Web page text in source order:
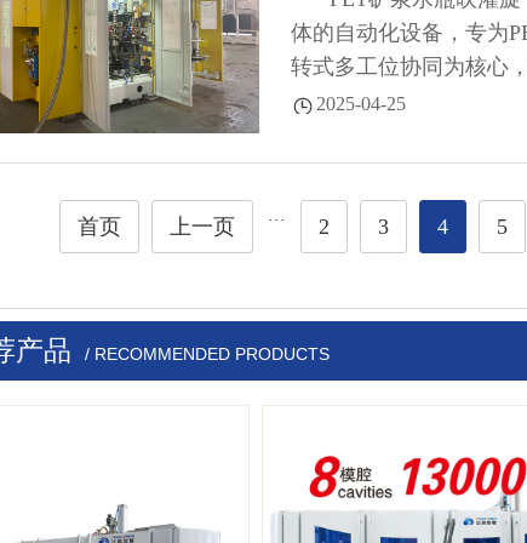
体的自动化设备，专为
转式多工位协同为核心
对生产节拍、卫生标准
2025-04-25
首页 上一页 ··· 2 3 4 5
产品 / RECOMMENDED PRODUCTS